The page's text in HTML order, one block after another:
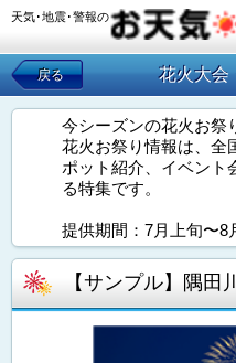
天気･地震･警報の
戻る 花火大会
今シーズンの花火お祭
花火お祭り情報は、全
ポット紹介、イベント
る特集です。
提供期間：7月上旬〜8
【サンプル】隅田